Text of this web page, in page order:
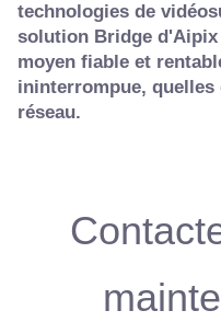
technologies de
solution Bridge
moyen fiable et
ininterrompue,
réseau.